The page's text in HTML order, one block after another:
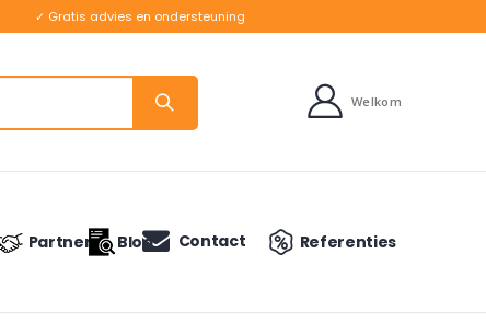
✓ Gratis advies en ondersteuning
Welkom
Partners Blog Contact Referenties